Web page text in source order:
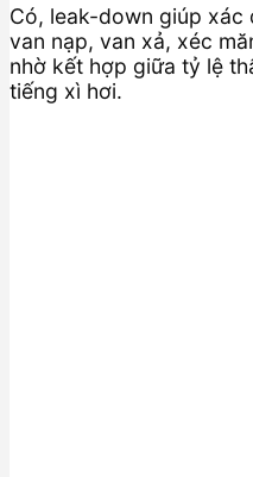
Có, leak-down giúp xác
van nạp, van xả, xéc
nhờ kết hợp giữa tỷ lệ
tiếng xì hơi.